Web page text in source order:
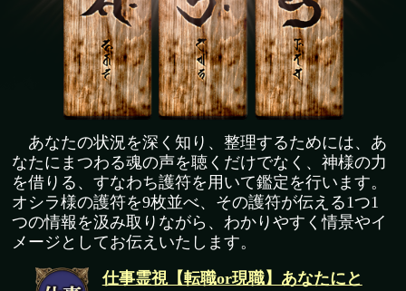
あなたの状況を深く知り、整理するためには、あ
なたにまつわる魂の声を聴くだけでなく、神様の力
を借りる、すなわち護符を用いて鑑定を行います。
オシラ様の護符を9枚並べ、その護符が伝える1つ1
つの情報を汲み取りながら、わかりやすく情景やイ
メージとしてお伝えいたします。
仕事霊視【転職or現職】あなたにと